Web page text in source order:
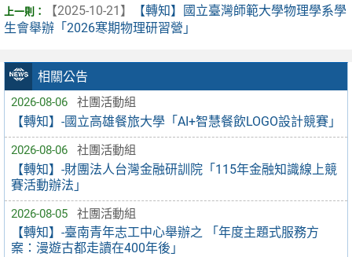
相關公告
2026-08-06 社團活動組
【轉知】-國立高雄餐旅大學「AI+智慧餐飲LOGO設計競賽」
2026-08-06 社團活動組
【轉知】-財團法人台灣金融研訓院「115年金融知識線上競
賽活動辦法」
2026-08-05 社團活動組
【轉知】-臺南青年志工中心舉辦之 「年度主題式服務方
案：漫遊古都走讀在400年後」
【2025-10-21】
【轉知】國立臺灣師範大學物理學系學
生會舉辦「2026寒期物理研習營」